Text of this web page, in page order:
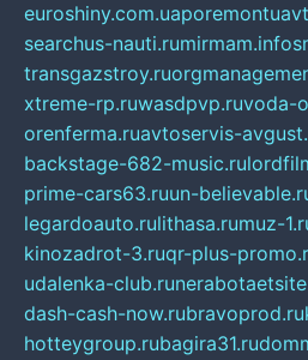
euroshiny.com.ua
searchus-nauti.rumirmam.info
transgazstroy.ru
xtreme-rp.ruwasdpvp.ruvoda-
orenferma.ruavtoservis-
backstage-682-music.ru
prime-cars63.ruun-
legardoauto.rulithasa.rumuz-
kinozadrot-3.ruqr-plus-
udalenka-club.ru
dash-cash-now.rubravoprod.ru
hotteygroup.rubagira31.ru